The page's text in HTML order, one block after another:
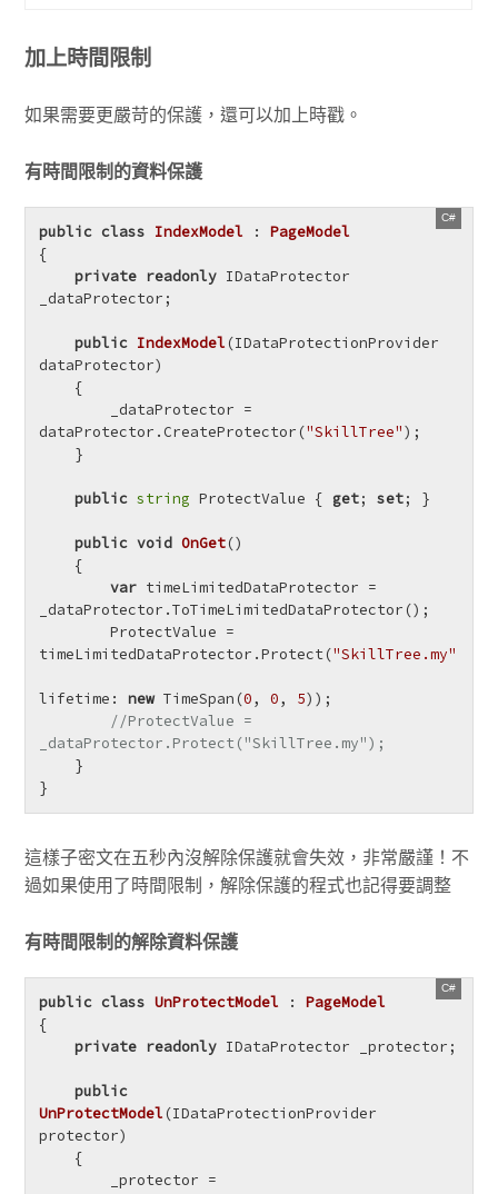
加上時間限制
如果需要更嚴苛的保護，還可以加上時戳。
有時間限制的資料保護
public class IndexModel : PageModel
{
private readonly IDataProtector
_dataProtector;
public IndexModel(IDataProtectionProvider
dataProtector)
dataProtector.CreateProtector("SkillTree");
public string ProtectValue { get; set; }
public void OnGet()
var timeLimitedDataProtector =
_dataProtector.ToTimeLimitedDataProtector();
        ProtectValue =
timeLimitedDataProtector.Protect("SkillTree.my"
lifetime: new TimeSpan(0, 0, 5));
//ProtectValue =
_dataProtector.Protect("SkillTree.my");
}
這樣子密文在五秒內沒解除保護就會失效，非常嚴謹！不
過如果使用了時間限制，解除保護的程式也記得要調整
有時間限制的解除資料保護
public class UnProtectModel : PageModel
{
private readonly IDataProtector _protector;
public
UnProtectModel(IDataProtectionProvider
protector)